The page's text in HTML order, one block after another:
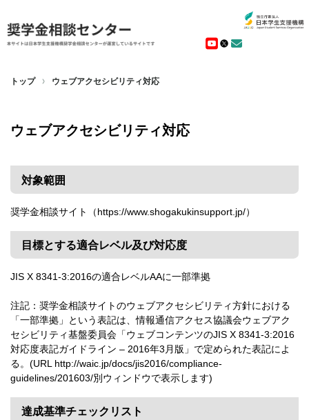
トップ ウェブアクセシビリティ対応
ウェブアクセシビリティ対応
対象範囲
奨学金相談サイト（https://www.shogakukinsupport.jp/）
目標とする適合レベル及び対応度
JIS X 8341-3:2016の適合レベルAAに一部準拠
注記：奨学金相談サイトのウェブアクセシビリティ方針における
「一部準拠」という表記は、情報通信アクセス協議会ウェブアク
セシビリティ基盤委員会「ウェブコンテンツのJIS X 8341-3:2016
対応度表記ガイドライン – 2016年3月版」で定められた表記によ
る。(URL http://waic.jp/docs/jis2016/compliance-
guidelines/201603/別ウィンドウで表示します)
達成基準チェックリスト